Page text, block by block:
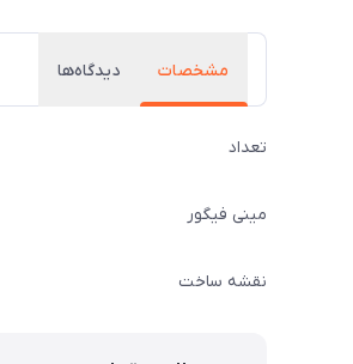
مشخصات دیدگاه‌ها
تعداد
مینی فیگور
نقشه ساخت